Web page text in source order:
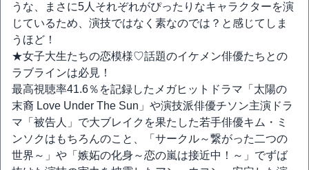
うな、まさに5人それぞれがぴったりなキャラクターを演
じているため、演技ではなく素なのでは？と感じてしま
うほど！
★女子大生たちの恋模様♡話題のイケメン俳優たちとの
ラブラインは必見！
最高視聴率41.6％を記録したメガヒットドラマ「太陽の
末裔 Love Under The Sun」や演技派俳優チソン主演ドラ
マ「被告人」で大ブレイクを果たした若手俳優キム・ミ
ンソクはもちろんのこと、「サークル～繋がった二つの
世界～」や「嫉妬の化身～恋の嵐は接近中！～」でずば